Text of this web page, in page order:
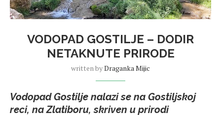
VODOPAD GOSTILJE – DODIR
NETAKNUTE PRIRODE
written byDraganka Mijic
Vodopad Gostilje nalazi se na Gostiljskoj
reci, na Zlatiboru, skriven u prirodi